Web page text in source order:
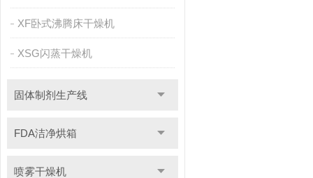
XF卧式沸腾床干燥机
XSG闪蒸干燥机
固体制剂生产线
FDA洁净烘箱
喷雾干燥机